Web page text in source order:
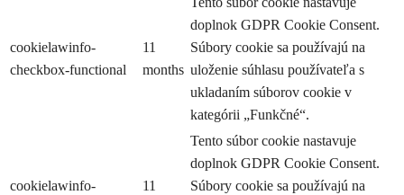
cookielawinfo-
checkbox-functional
11
months
doplnok GDPR Cookie Consent.
Súbory cookie sa používajú na
uloženie súhlasu používateľa s
ukladaním súborov cookie v
kategórii „Funkčné“.
cookielawinfo-
11
Tento súbor cookie nastavuje
doplnok GDPR Cookie Consent.
Súbory cookie sa používajú na